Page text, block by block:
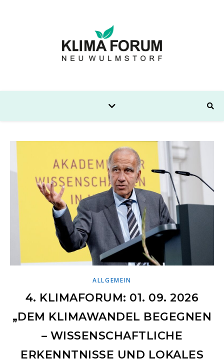
ALLGEMEIN
4. KLIMAFORUM: 01. 09. 2026
„DEM KLIMAWANDEL BEGEGNEN
– WISSENSCHAFTLICHE
ERKENNTNISSE UND LOKALES